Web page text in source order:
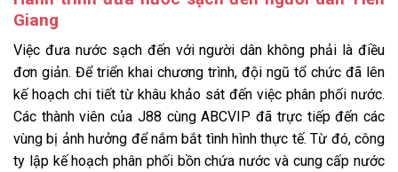
Giang
Việc đưa nước sạch đến với người dân không phải là điều
đơn giản. Để triển khai chương trình, đội ngũ tổ chức đã lên
kế hoạch chi tiết từ khâu khảo sát đến việc phân phối nước.
Các thành viên của J88 cùng ABCVIP đã trực tiếp đến các
vùng bị ảnh hưởng để nắm bắt tình hình thực tế. Từ đó, công
ty lập kế hoạch phân phối bồn chứa nước và cung cấp nước